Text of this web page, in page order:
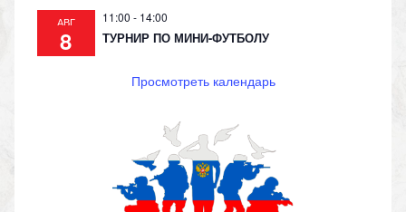
АВГ
8
11:00 - 14:00
ТУРНИР ПО МИНИ-ФУТБОЛУ
Просмотреть календарь